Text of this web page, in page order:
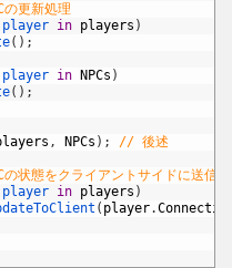
更新処理
player in players )
( ) ;
player in NPCs )
( ) ;
, NPCs ) ; // 後述
状態をクライアントサイドに送信
player in players )
( player.